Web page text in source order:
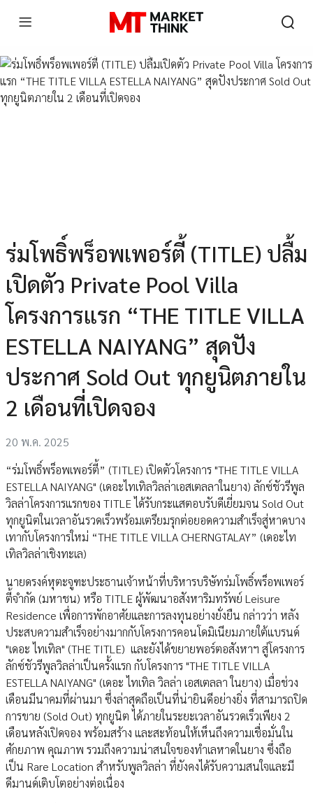
ร่มโพธิ์พร็อพเพอร์ตี้ (TITLE) ปลื้ม
เปิดตัว Private Pool Villa
โครงการแรก “THE TITLE VILLA
ESTELLA NAIYANG” สุดปัง
ประกาศ Sold Out ทุกยูนิตภายใน
2 เดือนที่เปิดจอง
20 พ.ค. 2025
“ร่มโพธิ์พร็อพเพอร์ตี้” (TITLE) เปิดตัวโครงการ "THE TITLE VILLA
ESTELLA NAIYANG" (เดอะไทเทิลวิลล่าเอสเตลลาในยาง) ลักซ์ชัวรีพูล
วิลล่าโครงการแรกของ TITLE ได้รับกระแสตอบรับดีเยี่ยมจน Sold Out
ทุกยูนิตในเวลาอันรวดเร็วพร้อมเตรียมรุกต่อยอดความสำเร็จสู่หาดบาง
เทากับโครงการใหม่ “THE TITLE VILLA CHERNGTALAY” (เดอะไท
เทิลวิลล่าเชิงทะเล)
นายดรงค์หุตะจูฑะประธานเจ้าหน้าที่บริหารบริษัทร่มโพธิ์พร็อพเพอร์
ตี้จำกัด (มหาชน) หรือ TITLE ผู้พัฒนาอสังหาริมทรัพย์ Leisure
Residence เพื่อการพักอาศัยและการลงทุนอย่างยั่งยืน กล่าวว่า หลัง
ประสบความสำเร็จอย่างมากกับโครงการคอนโดมิเนียมภายใต้แบรนด์
"เดอะ ไทเทิล" (THE TITLE) และยังได้ขยายพอร์ตอสังหาฯ สู่โครงการ
ลักซ์ชัวรีพูลวิลล่าเป็นครั้งแรก กับโครงการ "THE TITLE VILLA
ESTELLA NAIYANG" (เดอะ ไทเทิล วิลล่า เอสเตลลา ในยาง) เมื่อช่วง
เดือนมีนาคมที่ผ่านมา ซึ่งล่าสุดถือเป็นที่น่ายินดีอย่างยิ่ง ที่สามารถปิด
การขาย (Sold Out) ทุกยูนิต ได้ภายในระยะเวลาอันรวดเร็วเพียง 2
เดือนหลังเปิดจอง พร้อมสร้าง และสะท้อนให้เห็นถึงความเชื่อมั่นใน
ศักยภาพ คุณภาพ รวมถึงความน่าสนใจของทำเลหาดในยาง ซึ่งถือ
เป็น Rare Location สำหรับพูลวิลล่า ที่ยังคงได้รับความสนใจและมี
ดีมานด์เติบโตอย่างต่อเนื่อง